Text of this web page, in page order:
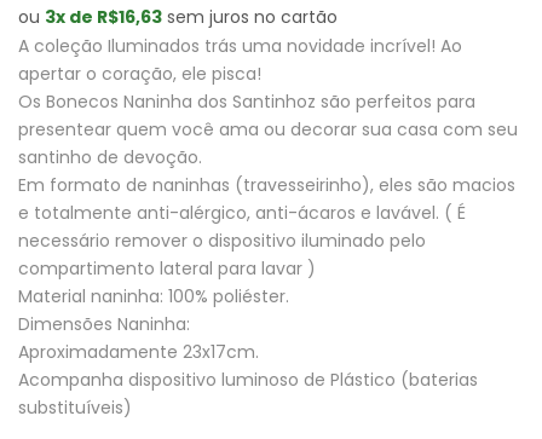
ou 3x de R$16,63 sem juros no cartão
A coleção Iluminados trás uma novidade incrível! Ao
apertar o coração, ele pisca!
Os Bonecos Naninha dos Santinhoz são perfeitos para
presentear quem você ama ou decorar sua casa com seu
santinho de devoção.
Em formato de naninhas (travesseirinho), eles são macios
e totalmente anti-alérgico, anti-ácaros e lavável. ( É
necessário remover o dispositivo iluminado pelo
compartimento lateral para lavar )
Material naninha: 100% poliéster.
Dimensões Naninha:
Aproximadamente 23x17cm.
Acompanha dispositivo luminoso de Plástico (baterias
substituíveis)